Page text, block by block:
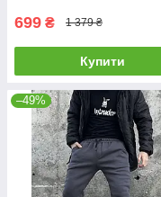
699 ₴ 1 379 ₴
Купити
–49%